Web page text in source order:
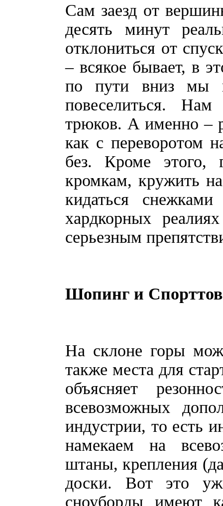
Сам заезд от
десять минут
отклониться от
– всякое бывает, в
по пути вниз мы
повеселиться.
трюков. А именно –
как с переворотом
без. Кроме этого,
кромкам, кружить
кидаться
хардкорных
серьезным
Шопинг и
На склоне горы
также места для
объясняет
всевозможных
индустрии, то есть
намекаем на
штаны, крепления
доски. Вот это
сноуборды имеют